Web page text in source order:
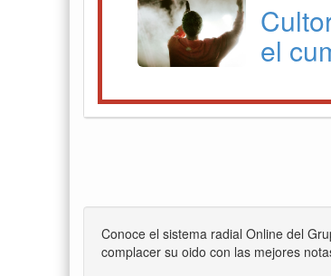
el
Conoce el sistema radial Online del
complacer su oido con las mejores